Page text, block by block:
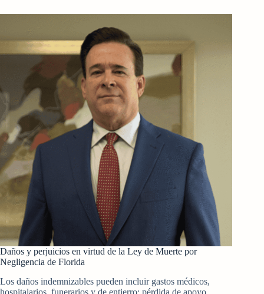
Daños y perjuicios en virtud de la Ley de Muerte por
Negligencia de Florida
Los daños indemnizables pueden incluir gastos médicos,
hospitalarios, funerarios y de entierro; pérdida de apoyo,